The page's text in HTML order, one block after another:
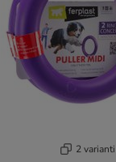
2 varianti